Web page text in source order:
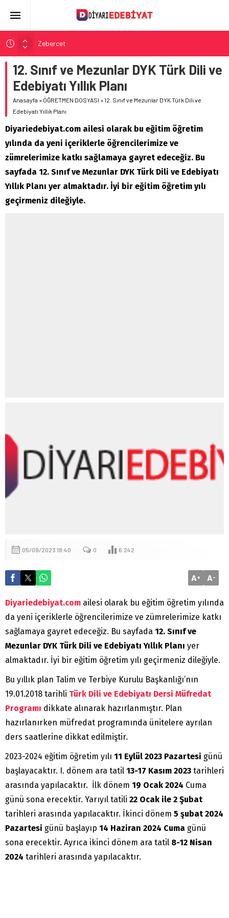
Zebercet
Demiryolu Hikâyecileri
Korkuyu Beklerken
Yeraltından Notlar
Aylak Adam
12. Sınıf ve Mezunlar DYK Türk Dili ve
Edebiyatı Yıllık Planı
Anasayfa » ÖĞRETMEN DOSYASI »12. Sınıf ve Mezunlar DYK Türk Dili ve
Edebiyatı Yıllık Planı
Diyariedebiyat.com ailesi olarak bu eğitim öğretim
yılında da yeni içeriklerle öğrencilerimize ve
zümrelerimize katkı sağlamaya gayret edeceğiz. Bu
sayfada 12. Sınıf ve Mezunlar DYK Türk Dili ve Edebiyatı
Yıllık Planı yer almaktadır. İyi bir eğitim öğretim yılı
geçirmeniz dileğiyle.
05/09/2023 18:40 0 6.242
A+ A-
Diyariedebiyat.com ailesi olarak bu eğitim öğretim yılında
da yeni içeriklerle öğrencilerimize ve zümrelerimize katkı
sağlamaya gayret edeceğiz. Bu sayfada 12. Sınıf ve
Mezunlar DYK Türk Dili ve Edebiyatı Yıllık Planı yer
almaktadır. İyi bir eğitim öğretim yılı geçirmeniz dileğiyle.
Bu yıllık plan Talim ve Terbiye Kurulu Başkanlığı’nın
19.01.2018 tarihli Türk Dili ve Edebiyatı Dersi Müfredat
Programı dikkate alınarak hazırlanmıştır. Plan
hazırlanırken müfredat programında ünitelere ayrılan
ders saatlerine dikkat edilmiştir.
2023-2024 eğitim öğretim yılı 11 Eylül 2023 Pazartesi günü
başlayacaktır. I. dönem ara tatil 13-17 Kasım 2023 tarihleri
arasında yapılacaktır. İlk dönem 19 Ocak 2024 Cuma
günü sona erecektir. Yarıyıl tatili 22 Ocak ile 2 Şubat
tarihleri arasında yapılacaktır. İkinci dönem 5 şubat 2024
Pazartesi günü başlayıp 14 Haziran 2024 Cuma günü
sona erecektir. Ayrıca ikinci dönem ara tatil 8-12 Nisan
2024 tarihleri arasında yapılacaktır.